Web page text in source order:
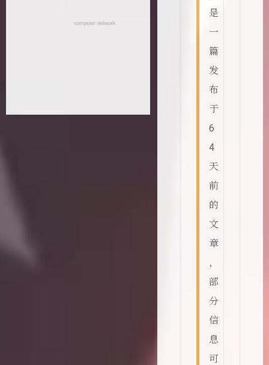
是
一
篇
发
布
于
6
4
天
前
的
文
章
，
部
分
信
息
可